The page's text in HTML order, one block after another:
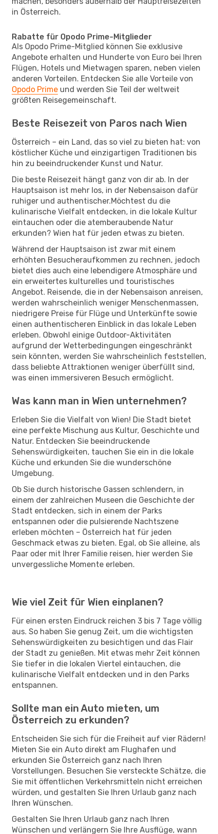
in Österreich.
Rabatte für Opodo Prime-Mitglieder
Als Opodo Prime-Mitglied können Sie exklusive
Angebote erhalten und Hunderte von Euro bei Ihren
Flügen, Hotels und Mietwagen sparen, neben vielen
anderen Vorteilen. Entdecken Sie alle Vorteile von
Opodo Prime und werden Sie Teil der weltweit
größten Reisegemeinschaft.
Beste Reisezeit von Paros nach Wien
Österreich – ein Land, das so viel zu bieten hat: von
köstlicher Küche und einzigartigen Traditionen bis
hin zu beeindruckender Kunst und Natur.
Die beste Reisezeit hängt ganz von dir ab. In der
Hauptsaison ist mehr los, in der Nebensaison dafür
ruhiger und authentischer.Möchtest du die
kulinarische Vielfalt entdecken, in die lokale Kultur
eintauchen oder die atemberaubende Natur
erkunden? Wien hat für jeden etwas zu bieten.
Während der Hauptsaison ist zwar mit einem
erhöhten Besucheraufkommen zu rechnen, jedoch
bietet dies auch eine lebendigere Atmosphäre und
ein erweitertes kulturelles und touristisches
Angebot. Reisende, die in der Nebensaison anreisen,
werden wahrscheinlich weniger Menschenmassen,
niedrigere Preise für Flüge und Unterkünfte sowie
einen authentischeren Einblick in das lokale Leben
erleben. Obwohl einige Outdoor-Aktivitäten
aufgrund der Wetterbedingungen eingeschränkt
sein könnten, werden Sie wahrscheinlich feststellen,
dass beliebte Attraktionen weniger überfüllt sind,
was einen immersiveren Besuch ermöglicht.
Was kann man in Wien unternehmen?
Erleben Sie die Vielfalt von Wien! Die Stadt bietet
eine perfekte Mischung aus Kultur, Geschichte und
Natur. Entdecken Sie beeindruckende
Sehenswürdigkeiten, tauchen Sie ein in die lokale
Küche und erkunden Sie die wunderschöne
Umgebung.
Ob Sie durch historische Gassen schlendern, in
einem der zahlreichen Museen die Geschichte der
Stadt entdecken, sich in einem der Parks
entspannen oder die pulsierende Nachtszene
erleben möchten – Österreich hat für jeden
Geschmack etwas zu bieten. Egal, ob Sie alleine, als
Paar oder mit Ihrer Familie reisen, hier werden Sie
unvergessliche Momente erleben.
Wie viel Zeit für Wien einplanen?
Für einen ersten Eindruck reichen 3 bis 7 Tage völlig
aus. So haben Sie genug Zeit, um die wichtigsten
Sehenswürdigkeiten zu besichtigen und das Flair
der Stadt zu genießen. Mit etwas mehr Zeit können
Sie tiefer in die lokalen Viertel eintauchen, die
kulinarische Vielfalt entdecken und in den Parks
entspannen.
Sollte man ein Auto mieten, um
Österreich zu erkunden?
Entscheiden Sie sich für die Freiheit auf vier Rädern!
Mieten Sie ein Auto direkt am Flughafen und
erkunden Sie Österreich ganz nach Ihren
Vorstellungen. Besuchen Sie versteckte Schätze, die
Sie mit öffentlichen Verkehrsmitteln nicht erreichen
würden, und gestalten Sie Ihren Urlaub ganz nach
Ihren Wünschen.
Gestalten Sie Ihren Urlaub ganz nach Ihren
Wünschen und verlängern Sie Ihre Ausflüge, wann